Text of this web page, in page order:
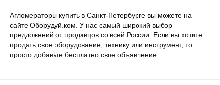
Агломераторы купить в Санкт-Петербурге вы можете на
сайте Оборудуй.ком. У нас самый широкий выбор
предложений от продавцов со всей России. Если вы хотите
продать свое оборудование, технику или инструмент, то
просто добавьте бесплатно свое объявление